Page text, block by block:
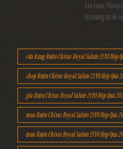
Giá rượu
từ những tín đồ
cửa hàng Rượu Chivas Royal Salute 21YO Hộp
shop Rượu Chivas Royal Salute 21YO Hộp Quà
giá Rượu Chivas Royal Salute 21YO Hộp Quà
mua Rượu Chivas Royal Salute 21YO Hộp Quà
mua Rượu Chivas Royal Salute 21YO Hộp Quà